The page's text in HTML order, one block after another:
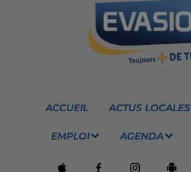
ACCUEIL ACTUS LOCALES
EMPLOI AGENDA